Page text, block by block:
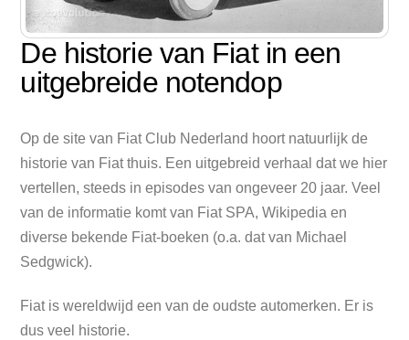
De historie van Fiat in een
uitgebreide notendop
Op de site van Fiat Club Nederland hoort natuurlijk de
historie van Fiat thuis. Een uitgebreid verhaal dat we hier
vertellen, steeds in episodes van ongeveer 20 jaar. Veel
van de informatie komt van Fiat SPA, Wikipedia en
diverse bekende Fiat-boeken (o.a. dat van Michael
Sedgwick).
Fiat is wereldwijd een van de oudste automerken. Er is
dus veel historie.